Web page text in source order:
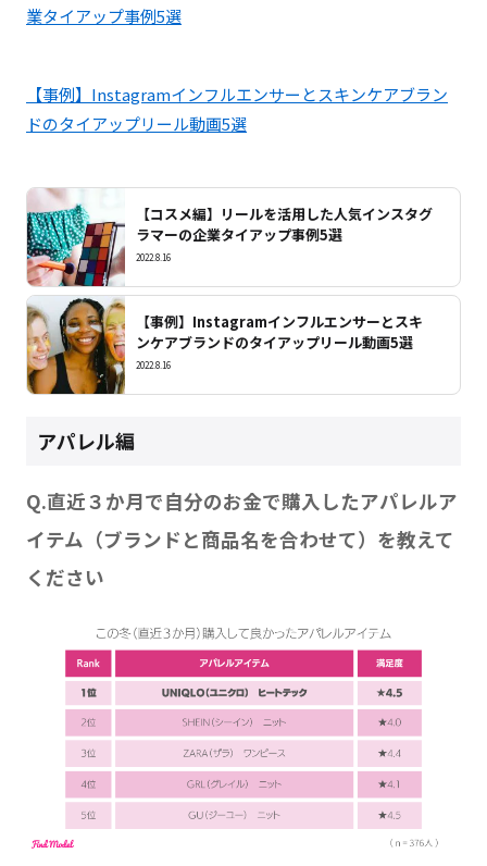
業タイアップ事例5選
【事例】Instagramインフルエンサーとスキンケアブラン
ドのタイアップリール動画5選
【コスメ編】リールを活用した人気インスタグ
ラマーの企業タイアップ事例5選
2022.8.16
【事例】Instagramインフルエンサーとスキ
ンケアブランドのタイアップリール動画5選
2022.8.16
アパレル編
Q.直近３か月で自分のお金で購入したアパレルア
イテム（ブランドと商品名を合わせて）を教えて
ください